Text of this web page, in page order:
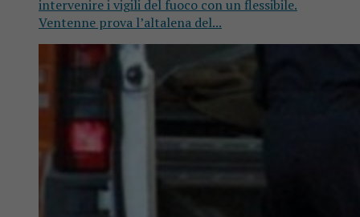
intervenire i vigili del fuoco con un flessibile.
Ventenne prova l’altalena del...